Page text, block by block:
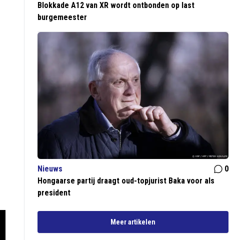
Blokkade A12 van XR wordt ontbonden op last
burgemeester
Nieuws
0
Hongaarse partij draagt oud-topjurist Baka voor als
president
Meer artikelen